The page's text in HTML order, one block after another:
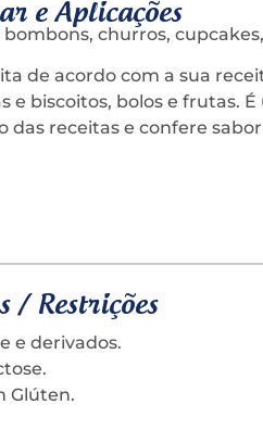
e Aplicações
bombons, churros,
de acordo com a sua
e biscoitos, bolos e frutas.
das receitas e confere
/ Restrições
e derivados.
Glúten.